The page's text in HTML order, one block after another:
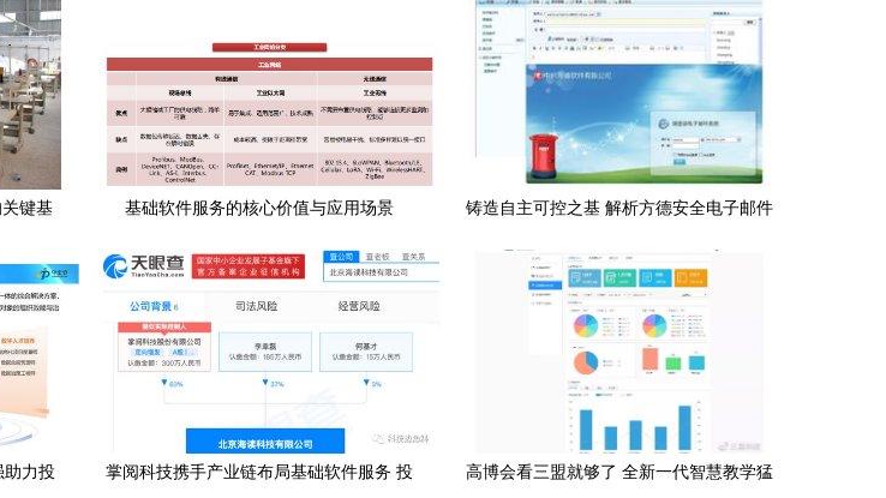
键基
基础软件服务的核心价值与应用场景
铸造自主可控之基 解析方德安全电子邮件
助力投 掌阅科技携手产业链布局基础软件服务 投 高博会看三盟就够了 全新一代智慧教学猛